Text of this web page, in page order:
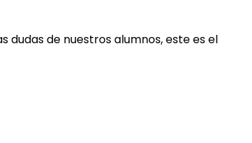
de nuestros alumnos, este es el